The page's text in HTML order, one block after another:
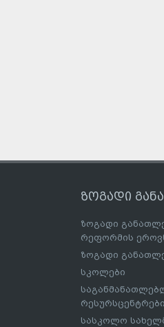
ზოგადი
ზოგადი
რეფორმის
ზოგადი
სკოლები
რესურსცენტრები
სასკოლო